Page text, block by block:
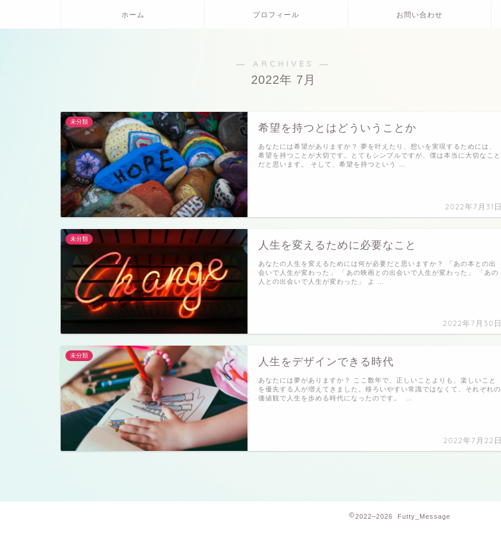
ホーム プロフィール お問い合わせ
― ARCHIVES ―
2022年 7月
未分類
希望を持つとはどういうことか
2022年7月31日
あなたには希望がありますか？ 夢を叶えたり、想いを実現するためには、
希望を持つことが大切です。とてもシンプルですが、僕は本当に大切なこと
だと思います。 そして、希望を持つという …
未分類
人生を変えるために必要なこと
2022年7月30日
あなたの人生を変えるためには何が必要だと思いますか？ 「あの本との出
会いで人生が変わった」 「あの映画との出会いで人生が変わった」 「あの
人との出会いで人生が変わった」 よ …
未分類
人生をデザインできる時代
2022年7月22日
あなたには夢がありますか？ ここ数年で、正しいことよりも、楽しいこと
を優先する人が増えてきました。移ろいやすい常識ではなくて、それぞれの
価値観で人生を歩める時代になったのです。 …
2022–2026 Futty_Message